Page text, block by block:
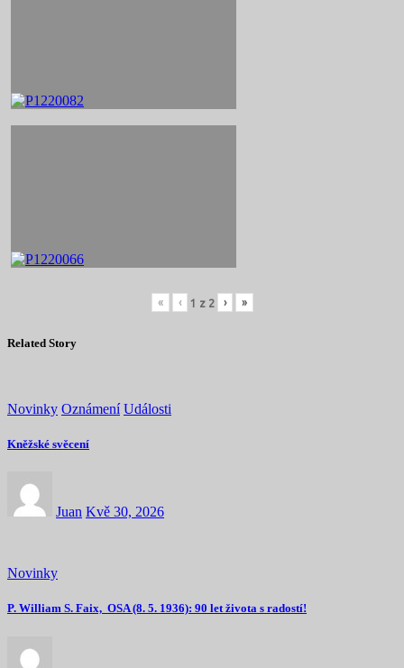
« ‹ 1 z 2 › »
Related Story
Novinky Oznámení Události
Kněžské svěcení
Juan Kvě 30, 2026
Novinky
P. William S. Faix, OSA (8. 5. 1936): 90 let života s radostí!